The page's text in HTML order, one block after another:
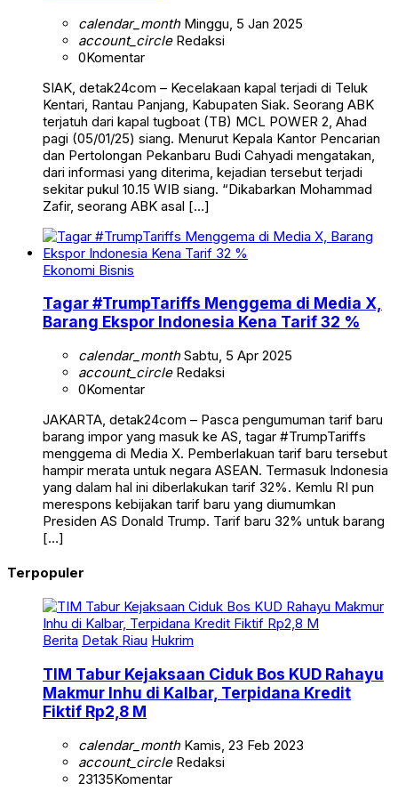
calendar_monthMinggu, 5 Jan 2025
account_circleRedaksi
0Komentar
SIAK, detak24com – Kecelakaan kapal terjadi di Teluk
Kentari, Rantau Panjang, Kabupaten Siak. Seorang ABK
terjatuh dari kapal tugboat (TB) MCL POWER 2, Ahad
pagi (05/01/25) siang. Menurut Kepala Kantor Pencarian
dan Pertolongan Pekanbaru Budi Cahyadi mengatakan,
dari informasi yang diterima, kejadian tersebut terjadi
sekitar pukul 10.15 WIB siang. “Dikabarkan Mohammad
Zafir, seorang ABK asal […]
Ekonomi Bisnis
Tagar #TrumpTariffs Menggema di Media X,
Barang Ekspor Indonesia Kena Tarif 32 %
calendar_monthSabtu, 5 Apr 2025
account_circleRedaksi
0Komentar
JAKARTA, detak24com – Pasca pengumuman tarif baru
barang impor yang masuk ke AS, tagar #TrumpTariffs
menggema di Media X. Pemberlakuan tarif baru tersebut
hampir merata untuk negara ASEAN. Termasuk Indonesia
yang dalam hal ini diberlakukan tarif 32%. Kemlu RI pun
merespons kebijakan tarif baru yang diumumkan
Presiden AS Donald Trump. Tarif baru 32% untuk barang
[…]
Terpopuler
Berita Detak Riau Hukrim
TIM Tabur Kejaksaan Ciduk Bos KUD Rahayu
Makmur Inhu di Kalbar, Terpidana Kredit
Fiktif Rp2,8 M
calendar_monthKamis, 23 Feb 2023
account_circleRedaksi
23135Komentar